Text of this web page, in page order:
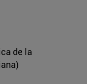
de la